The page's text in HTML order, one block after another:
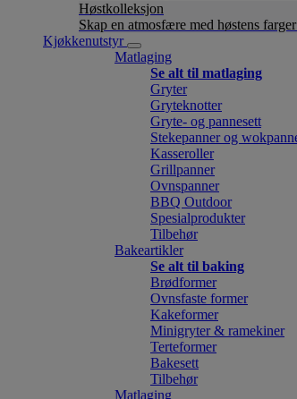
Høstkolleksjon
Skap en atmosfære med høstens
Kjøkkenutstyr
Matlaging
Se alt til matlaging
Gryter
Gryteknotter
Gryte- og pannesett
Stekepanner og
Kasseroller
Grillpanner
Ovnspanner
BBQ Outdoor
Spesialprodukter
Tilbehør
Bakeartikler
Se alt til baking
Brødformer
Ovnsfaste former
Kakeformer
Minigryter & ramekiner
Terteformer
Bakesett
Tilbehør
Matlaging